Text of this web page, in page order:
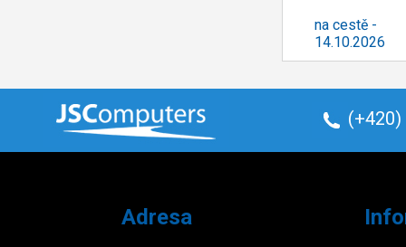
na cestě -
14.10.2026
(+420)
Adresa